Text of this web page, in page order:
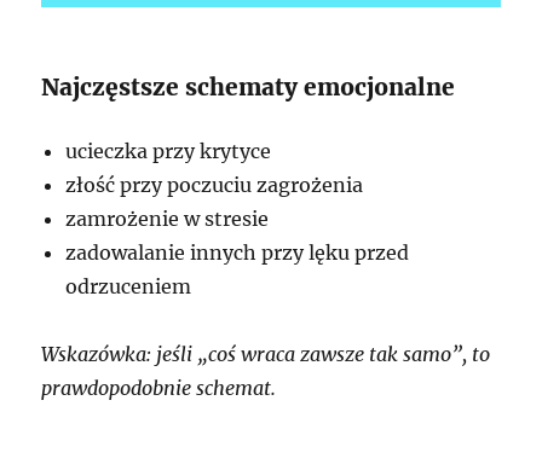
Najczęstsze schematy emocjonalne
ucieczka przy krytyce
złość przy poczuciu zagrożenia
zamrożenie w stresie
zadowalanie innych przy lęku przed
odrzuceniem
Wskazówka: jeśli „coś wraca zawsze tak samo”, to
prawdopodobnie schemat.